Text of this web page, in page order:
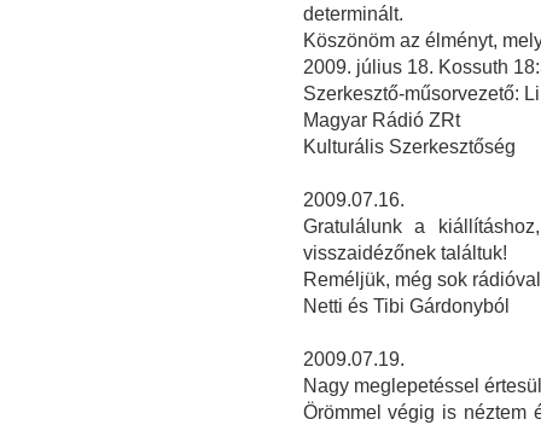
determinált.
Köszönöm az élményt,
2009. július 18. Kossuth
Szerkesztő-műsorvezető:
Magyar Rádió ZRt
Kulturális Szerkesztőség
2009.07.16.
Gratulálunk a
visszaidézőnek találtuk!
Reméljük, még sok
Netti és Tibi Gárdonyból
2009.07.19.
Nagy meglepetéssel
Örömmel végig is néztem